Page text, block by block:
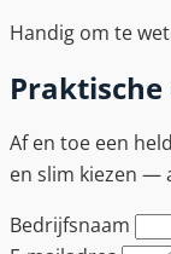
Handig om te
Af en toe een
en slim kiezen —
Bedrijfsnaam